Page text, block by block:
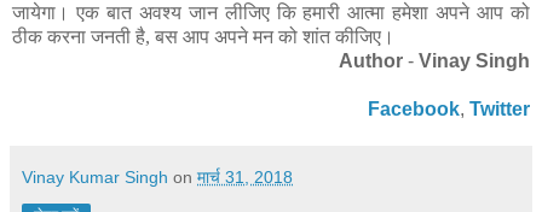
जायेगा। एक बात अवश्य जान लीजिए कि हमारी आत्मा हमेशा अपने आप को
ठीक करना जनती है, बस आप अपने मन को शांत कीजिए।
Author - Vinay Singh
Facebook, Twitter
Vinay Kumar Singh on मार्च 31, 2018